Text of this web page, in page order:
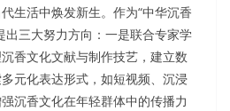
生活中焕发新生。作为“中华沉香
出三大努力方向：一是联合专家学
香文化文献与制作技艺，建立数
元化表达形式，如短视频、沉浸
沉香文化在年轻群体中的传播力